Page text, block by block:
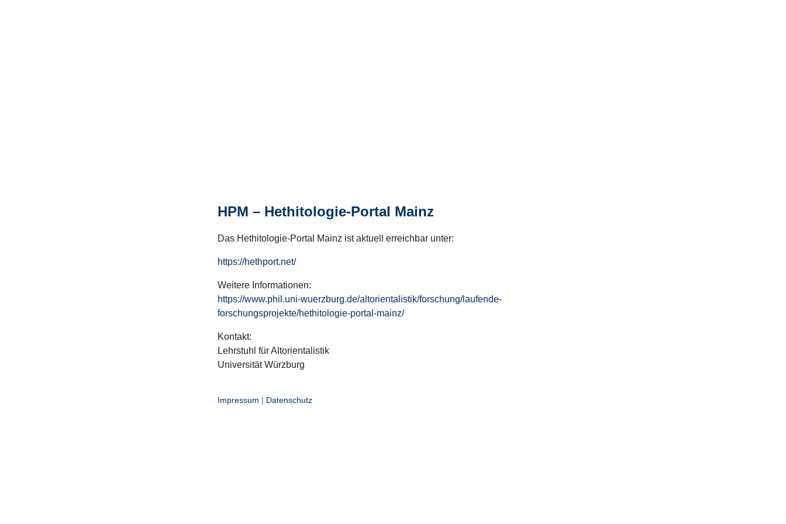
HPM – Hethitologie-Portal Mainz
Das Hethitologie-Portal Mainz ist aktuell erreichbar unter:
https://hethport.net/
Weitere Informationen:
https://www.phil.uni-wuerzburg.de/altorientalistik/forschung/laufende-
forschungsprojekte/hethitologie-portal-mainz/
Kontakt:
Lehrstuhl für Altorientalistik
Universität Würzburg
Impressum | Datenschutz